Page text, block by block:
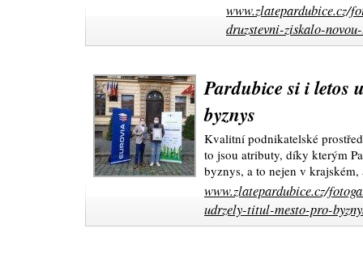
www.zlatepardubice.cz/
druzstevni-ziskalo-
Pardubice si i letos
byznys
Kvalitní podnikatelské
to jsou atributy, díky kterým
byznys, a to nejen v
www.zlatepardubice.cz/
udrzely-titul-mesto-pro-